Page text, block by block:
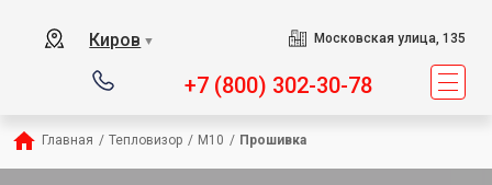
Киров ▼ Московская улица, 135
+7 (800) 302-30-78
Главная / Тепловизор / M10 / Прошивка